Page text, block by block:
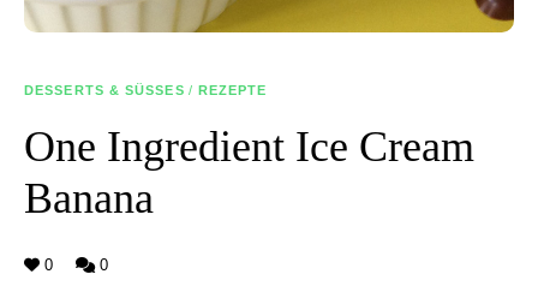
DESSERTS & SÜSSES / REZEPTE
One Ingredient Ice Cream
Banana
0 0